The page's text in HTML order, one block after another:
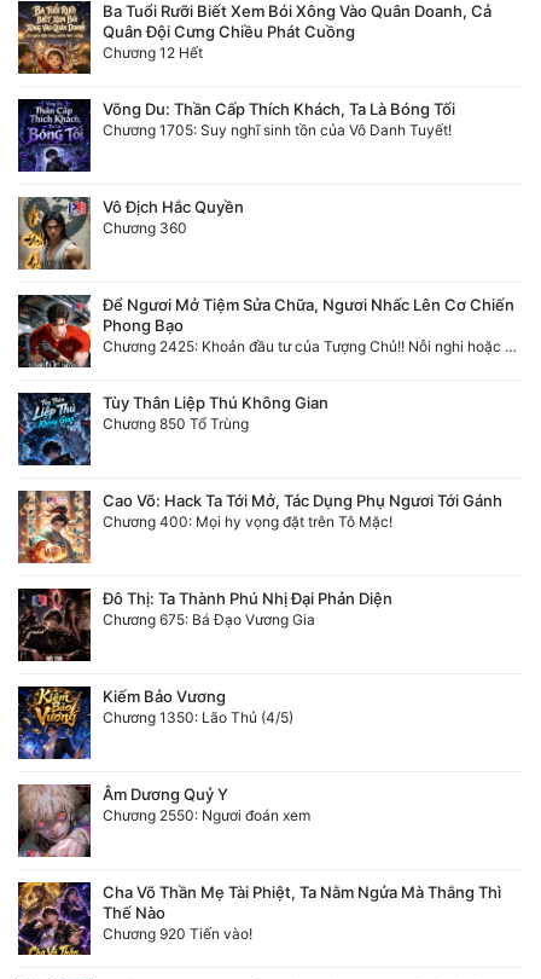
Ba Tuổi Rưỡi Biết Xem Bói Xông Vào Quân Doanh, Cả
Quân Đội Cưng Chiều Phát Cuồng
Chương 12 Hết
Võng Du: Thần Cấp Thích Khách, Ta Là Bóng Tối
Chương 1705: Suy nghĩ sinh tồn của Vô Danh Tuyết!
Vô Địch Hắc Quyền
Chương 360
Để Ngươi Mở Tiệm Sửa Chữa, Ngươi Nhấc Lên Cơ Chiến
Phong Bạo
Chương 2425: Khoản đầu tư của Tượng Chủ!! Nỗi nghi hoặc của Tô Bạch!
Tùy Thân Liệp Thú Không Gian
Chương 850 Tổ Trùng
Cao Võ: Hack Ta Tới Mở, Tác Dụng Phụ Ngươi Tới Gánh
Chương 400: Mọi hy vọng đặt trên Tô Mặc!
Đô Thị: Ta Thành Phú Nhị Đại Phản Diện
Chương 675: Bá Đạo Vương Gia
Kiếm Bảo Vương
Chương 1350: Lão Thủ (4/5)
Âm Dương Quỷ Y
Chương 2550: Ngươi đoán xem
Cha Võ Thần Mẹ Tài Phiệt, Ta Nằm Ngửa Mà Thắng Thì
Thế Nào
Chương 920 Tiến vào!